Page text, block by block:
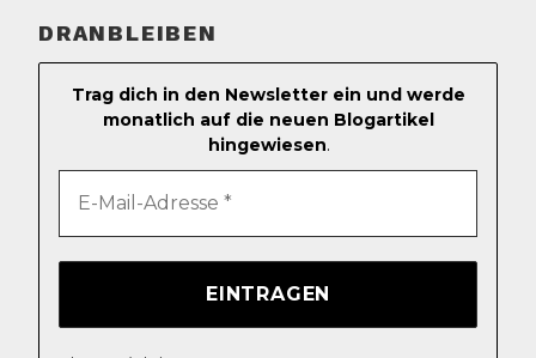
DRANBLEIBEN
Trag dich in den Newsletter ein und werde
monatlich auf die neuen Blogartikel
hingewiesen.